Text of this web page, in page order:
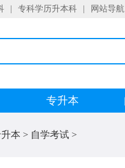
专科学历升本科 网站导航
专升本
本 > 自学考试 >